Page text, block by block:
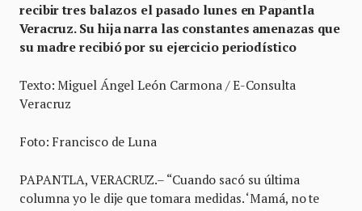
recibir tres balazos el pasado lunes en Papantla
Veracruz. Su hija narra las constantes amenazas que
su madre recibió por su ejercicio periodístico
Texto: Miguel Ángel León Carmona / E-Consulta
Veracruz
Foto: Francisco de Luna
PAPANTLA, VERACRUZ.– “Cuando sacó su última
columna yo le dije que tomara medidas. ‘Mamá, no te